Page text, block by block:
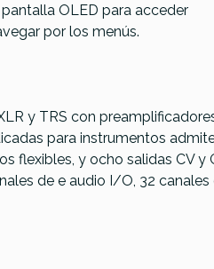
OLED para acceder
por los menús.
y TRS con
para instrumentos
flexibles, y ocho salidas CV y
de e audio I/O, 32 canales